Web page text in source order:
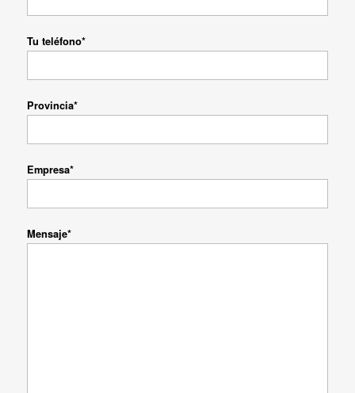
Tu teléfono*
Provincia*
Empresa*
Mensaje*